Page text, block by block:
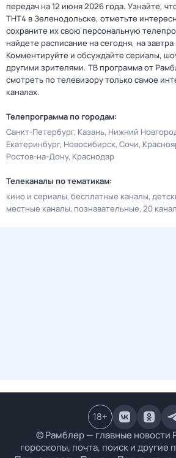
передач на 12 июня 2026 года. Узнайте,
ТНТ4 в Зеленодольске, отметьте
сохраните их свою персональную
найдете расписание на сегодня, на
Комментируйте и обсуждайте сериалы,
другими зрителями. ТВ программа от
смотреть по телевизору только самое
каналах.
Телепрограмма по городам:
Санкт-Петербург Казань Нижний
Екатеринбург Новосибирск Сочи
Ростов-на-Дону Краснодар
Телеканалы по тематикам:
кино и сериалы бесплатные каналы
местные каналы познавательные 20
© Рамблер — главные новости
гороскопы, почта, поиск и другие
18+